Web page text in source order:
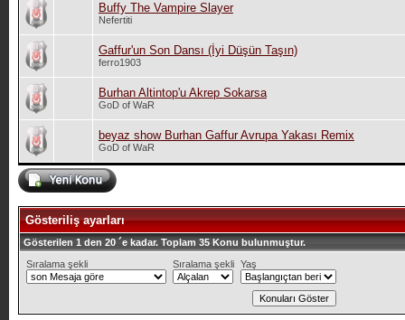
Buffy The Vampire Slayer
Nefertiti
Gaffur'un Son Dansı (İyi Düşün Taşın)
ferro1903
Burhan Altintop'u Akrep Sokarsa
GoD of WaR
beyaz show Burhan Gaffur Avrupa Yakası Remix
GoD of WaR
Gösteriliş ayarları
Gösterilen 1 den 20 ´e kadar. Toplam 35 Konu bulunmuştur.
Sıralama şekli
Sıralama şekli Yaş